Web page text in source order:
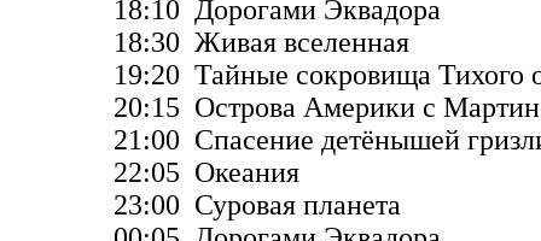
18:10 Дорогами Эквадора
18:30 Живая вселенная
19:20 Тайные сокровища Тихого
20:15 Острова Америки с
21:00 Спасение детёнышей
22:05 Океания
23:00 Суровая планета